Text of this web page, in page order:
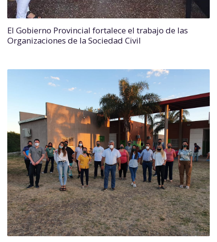
El Gobierno Provincial fortalece el trabajo de las
Organizaciones de la Sociedad Civil